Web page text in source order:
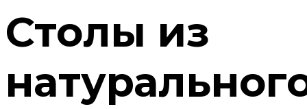
Столы из